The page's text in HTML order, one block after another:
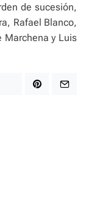
de sucesión,
Rafael Blanco,
Marchena y Luis